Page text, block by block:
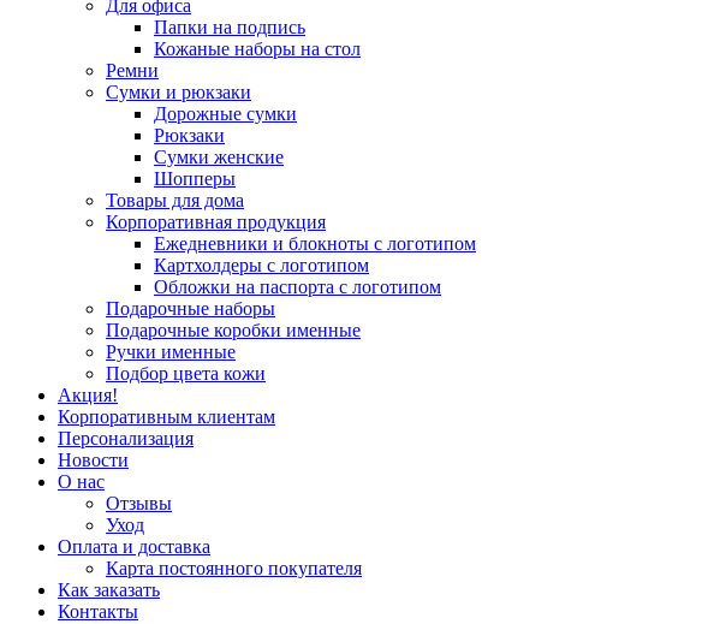
Для офиса
Папки на подпись
Кожаные наборы на стол
Ремни
Сумки и рюкзаки
Дорожные сумки
Рюкзаки
Сумки женские
Шопперы
Товары для дома
Корпоративная продукция
Ежедневники и блокноты с логотипом
Картхолдеры с логотипом
Обложки на паспорта с логотипом
Подарочные наборы
Подарочные коробки именные
Ручки именные
Подбор цвета кожи
Акция!
Корпоративным клиентам
Персонализация
Новости
О нас
Отзывы
Уход
Оплата и доставка
Карта постоянного покупателя
Как заказать
Контакты